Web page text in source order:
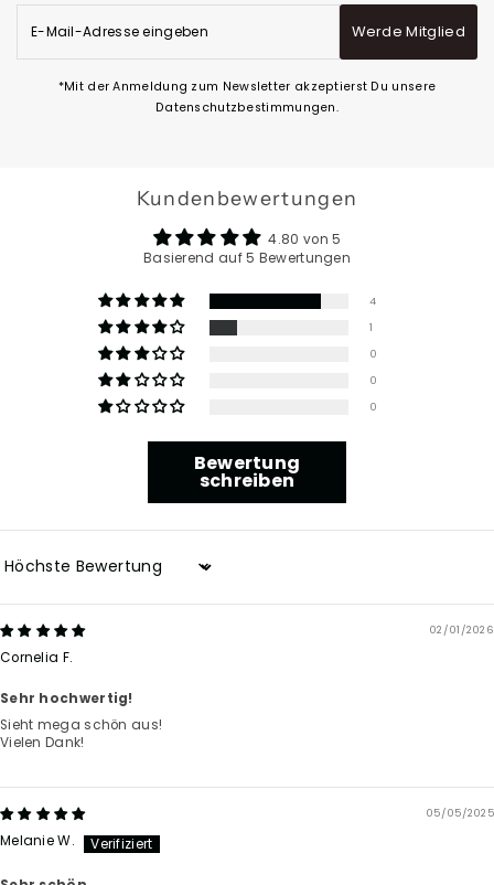
Mail-
Adresse
Werde Mitglied
*Mit der Anmeldung zum Newsletter akzeptierst Du unsere
Datenschutzbestimmungen.
Kundenbewertungen
4.80 von 5
Basierend auf 5 Bewertungen
4
1
0
0
0
Bewertung
schreiben
Sort by
02/01/2026
Cornelia F.
Sehr hochwertig!
Sieht mega schön aus!
Vielen Dank!
05/05/2025
Melanie W.